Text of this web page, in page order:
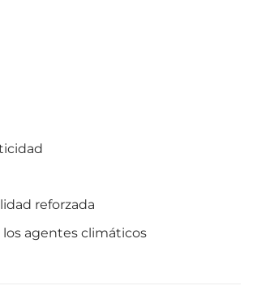
reforzada
los agentes climáticos